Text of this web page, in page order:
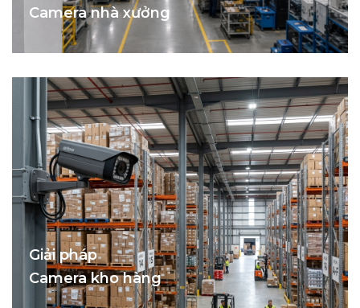
Camera nhà xưởng
Giải pháp
Camera kho hàng